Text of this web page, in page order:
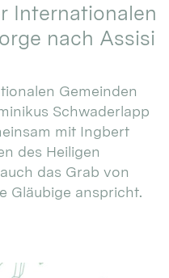
Internationalen
nach Assisi
Gemeinden
Schwaderlapp
mit Ingbert
des Heiligen
das Grab von
Gläubige anspricht.